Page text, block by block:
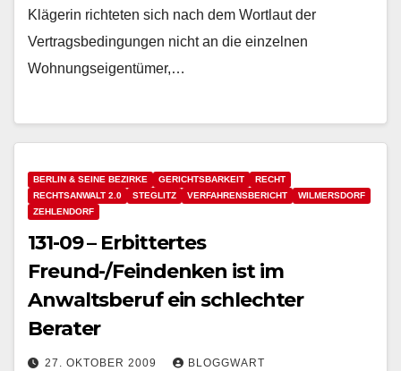
Klägerin richteten sich nach dem Wortlaut der
Vertragsbedingungen nicht an die einzelnen
Wohnungseigentümer,…
BERLIN & SEINE BEZIRKE GERICHTSBARKEIT
RECHT
RECHTSANWALT 2.0
STEGLITZ VERFAHRENSBERICHT
WILMERSDORF
ZEHLENDORF
131-09 – Erbittertes
Freund-/Feindenken ist im
Anwaltsberuf ein schlechter
Berater
27. OKTOBER 2009 BLOGGWART